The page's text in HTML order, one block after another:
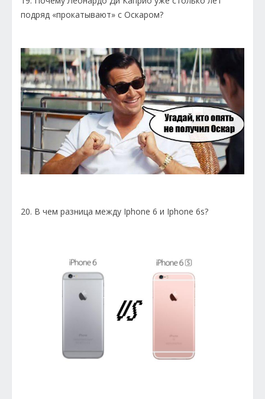
подряд «прокатывают» с Оскаром?
20. В чем разница между Iphone 6 и Iphone 6s?